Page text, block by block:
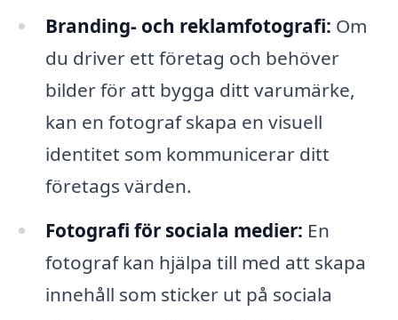
Branding- och reklamfotografi: Om
du driver ett företag och behöver
bilder för att bygga ditt varumärke,
kan en fotograf skapa en visuell
identitet som kommunicerar ditt
företags värden.
Fotografi för sociala medier: En
fotograf kan hjälpa till med att skapa
innehåll som sticker ut på sociala